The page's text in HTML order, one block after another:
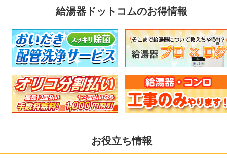
給湯器ドットコムのお得情報
お役立ち情報